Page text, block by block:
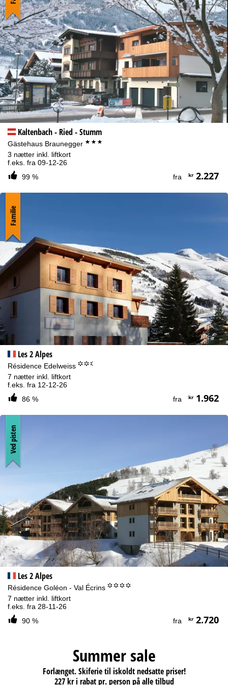
bruge tjenester, der er teknisk nødvendige og påkrævede for at
opfylde kontrakten.
Yderligere oplysninger omkring brugen af cookies og muligheden
for at ændre dine indstillinger findes i voresCookie-Policy.
Oplysninger om den dataansvarlige kan findes i voresimpressum.
Informationer om behandlingsformål og dine rettigheder kan du
finde i voreserklæring om databeskyttelse
Enig
Kaltenbach - Ried - Stumm
Gästehaus Braunegger ***
3 nætter inkl. liftkort
f.eks. fra 09-12-26
99 %
fra kr2.227
Les 2 Alpes
Résidence Edelweiss °°.
7 nætter inkl. liftkort
f.eks. fra 12-12-26
86 %
fra kr1.962
Familie
Les 2 Alpes
Résidence Goléon - Val Écrins °°°°
7 nætter inkl. liftkort
f.eks. fra 28-11-26
90 %
fra kr2.720
Ved pisten
Summer sale
Forlænget. Skiferie til iskoldt nedsatte priser!
227 kr i rabat pr. person på alle tilbud